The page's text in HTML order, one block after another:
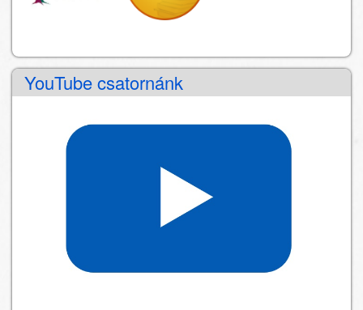
YouTube csatornánk